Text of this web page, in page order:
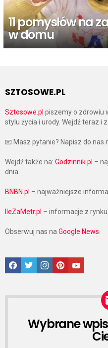
11 pomysłów na
w domu
SZTOSOWE.PL
Sztosowe.pl piszemy o zdrowiu
stylu życia i urody. Wejdź teraz i
📧 Masz pytanie? Napisz do nas
Wejdź także na: Godzinnik.pl –
dnia.
BNBN.pl – najważniejsze
IleZaMetr.pl – informacje z
Obserwuj nas na Google News
Facebook
TwitterInstagramPinterestGoogle
NEWSLETTER
Wybrane